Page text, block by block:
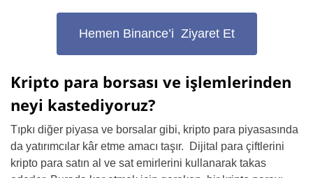
Hemen Binance’i Ziyaret Et
Kripto para borsası ve işlemlerinden
neyi kastediyoruz?
Tıpkı diğer piyasa ve borsalar gibi, kripto para piyasasında
da yatırımcılar kâr etme amacı taşır. Dijital para çiftlerini
kripto para satın al ve sat emirlerini kullanarak takas